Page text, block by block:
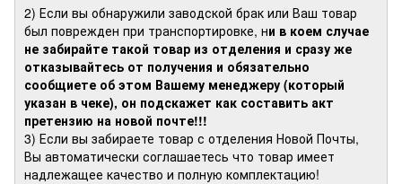
2) Если вы обнаружили заводской брак или Ваш товар
был поврежден при транспортировке, ни в коем случае
не забирайте такой товар из отделения и сразу же
отказывайтесь от получения и обязательно
сообщиете об этом Вашему менеджеру (который
указан в чеке), он подскажет как составить акт
претензию на новой почте!!!
3) Если вы забираете товар с отделения Новой Почты,
Вы автоматически соглашаетесь что товар имеет
надлежащее качество и полную комплектацию!